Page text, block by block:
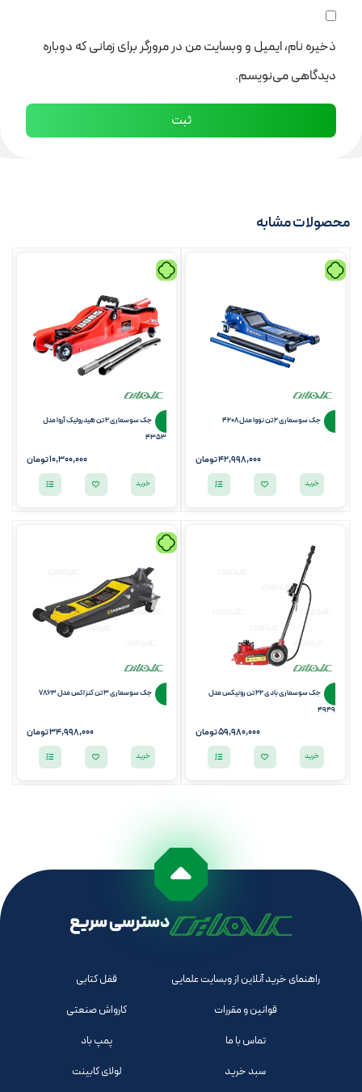
ذخیره نام، ایمیل و وبسایت من در مرورگر برای زمانی که دوباره
دیدگاهی می‌نویسم.
محصولات مشابه
جک سوسماری 2 تن نووا مدل 4208
42,998,000تومان
خرید
جک سوسماری 2 تن هيدروليک آروا مدل
4353
10,300,000تومان
خرید
جک سوسماری بادی 22 تن رونیکس مدل
4949
59,980,000تومان
خرید
جک سوسماری 3 تن کنزاکس مدل 7863
34,998,000تومان
خرید
دسترسی سریع
راهنمای خرید آنلاین از وبسایت علمایی
قوانین و مقررات
تماس با ما
سبد خرید
قفل کتابی
کارواش صنعتی
پمپ باد
لولای کابینت